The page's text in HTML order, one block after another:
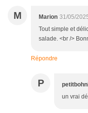
M Marion 31/05/
Tout simple et
salade. <br />
Répondre
P
un vrai